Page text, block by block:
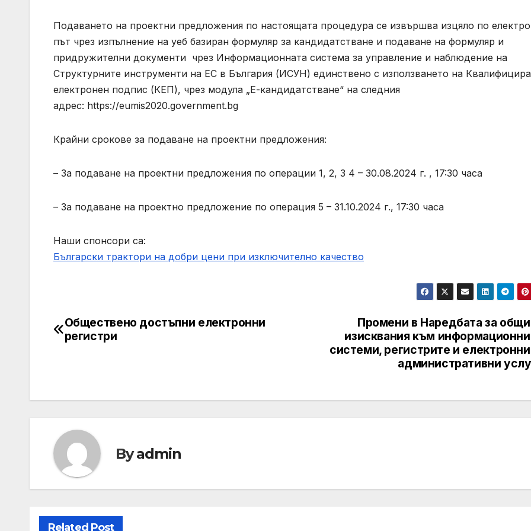
Подаването на проектни предложения по настоящата процедура се извършва изцяло по
път чрез изпълнение на уеб базиран формуляр за кандидатстване и подаване на формуляр и
придружителни документи чрез Информационната система за управление и наблюдение на
Структурните инструменти на ЕС в България (ИСУН) единствено с използването на
електронен подпис (КЕП), чрез модула „Е-кандидатстване“ на следния
адрес: https://eumis2020.government.bg
Крайни срокове за подаване на проектни предложения:
– За подаване на проектни предложения по операции 1, 2, 3 4 – 30.08.2024 г. , 17:30 часа
– За подаване на проектно предложение по операция 5 – 31.10.2024 г., 17:30 часа
Наши спонсори са:
Български трактори на добри цени при изключително качество
Post
Промени в Наредбата за
изисквания към
системи, регистрите и
административни
Обществено достъпни електронни
регистри
Byadmin
Related Post